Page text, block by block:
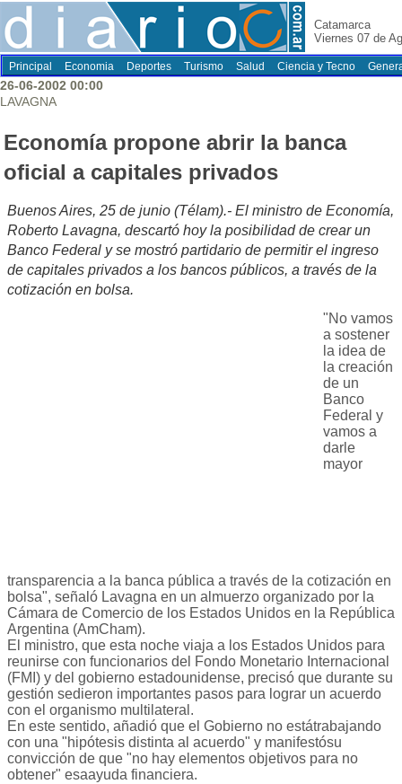
Catamarca
Viernes 07 de
Principal Economia Deportes Turismo Salud Ciencia y Tecno
26-06-2002 00:00
LAVAGNA
Economía propone abrir la banca
oficial a capitales privados
Buenos Aires, 25 de junio (Télam).- El ministro de Economía,
Roberto Lavagna, descartó hoy la posibilidad de crear un
Banco Federal y se mostró partidario de permitir el ingreso
de capitales privados a los bancos públicos, a través de la
cotización en bolsa.
"No vamos
a sostener
la idea de
la creación
de un
Banco
Federal y
vamos a
darle
mayor
transparencia a la banca pública a través de la cotización en
bolsa", señaló Lavagna en un almuerzo organizado por la
Cámara de Comercio de los Estados Unidos en la República
Argentina (AmCham).
El ministro, que esta noche viaja a los Estados Unidos para
reunirse con funcionarios del Fondo Monetario Internacional
(FMI) y del gobierno estadounidense, precisó que durante su
gestión sedieron importantes pasos para lograr un acuerdo
con el organismo multilateral.
En este sentido, añadió que el Gobierno no estátrabajando
con una "hipótesis distinta al acuerdo" y manifestósu
convicción de que "no hay elementos objetivos para no
obtener" esaayuda financiera.